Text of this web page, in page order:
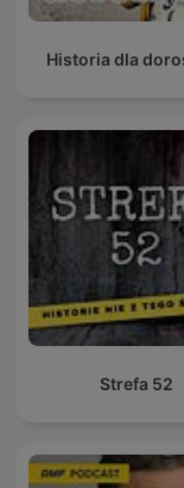
Historia dla
Strefa 52